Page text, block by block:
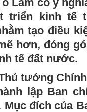
Lâm có ý
triển kinh tế
tạo điều
hơn, đóng
tế đất nước.
tướng
lập Ban
đích của